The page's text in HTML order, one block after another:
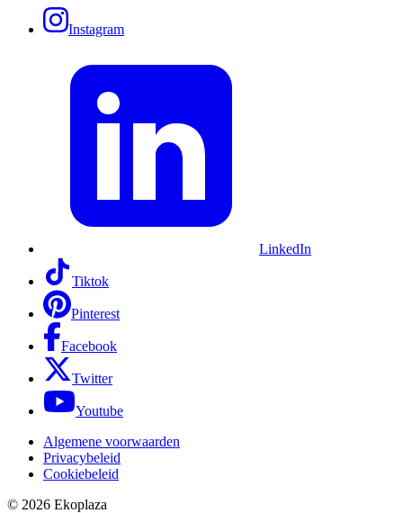
Instagram
LinkedIn
Tiktok
Pinterest
Facebook
Twitter
Youtube
Algemene voorwaarden
Privacybeleid
Cookiebeleid
© 2026 Ekoplaza